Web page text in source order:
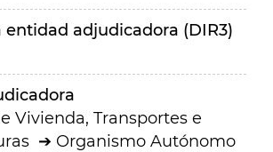
entidad adjudicadora (DIR3)
Vivienda, Transportes e
Organismo Autónomo